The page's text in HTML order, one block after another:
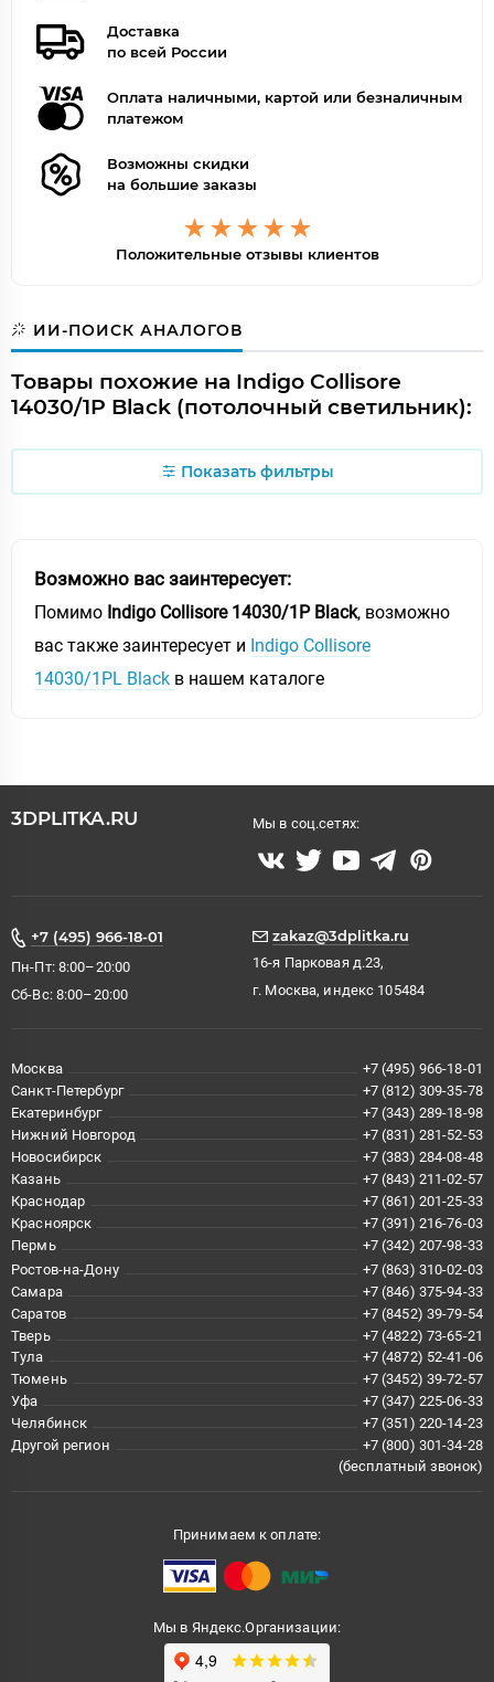
Доставка
по всей России
Оплата наличными, картой или безналичным
платежом
Возможны скидки
на большие заказы
Положительные отзывы клиентов
ИИ-ПОИСК АНАЛОГОВ
Товары похожие на Indigo Collisore
14030/1P Black (потолочный светильник):
Показать фильтры
Возможно вас заинтересует:
Помимо Indigo Collisore 14030/1P Black, возможно
вас также заинтересует и Indigo Collisore
14030/1PL Black в нашем каталоге
3DPLITKA.RU Мы в соц.сетях:
+7 (495) 966-18-01
Пн-Пт: 8:00–20:00
Сб-Вс: 8:00–20:00
zakaz@3dplitka.ru
16-я Парковая д.23,
г. Москва, индекс 105484
Москва
+7 (495) 966-18-01
Санкт-Петербург
+7 (812) 309-35-78
Екатеринбург
+7 (343) 289-18-98
Нижний Новгород
+7 (831) 281-52-53
Новосибирск
+7 (383) 284-08-48
Казань
+7 (843) 211-02-57
Краснодар
+7 (861) 201-25-33
Красноярск
+7 (391) 216-76-03
Пермь
+7 (342) 207-98-33
Ростов-на-Дону
+7 (863) 310-02-03
Самара
+7 (846) 375-94-33
Саратов
+7 (8452) 39-79-54
Тверь
+7 (4822) 73-65-21
Тула
+7 (4872) 52-41-06
Тюмень
+7 (3452) 39-72-57
Уфа
+7 (347) 225-06-33
Челябинск
+7 (351) 220-14-23
Другой регион
+7 (800) 301-34-28
(бесплатный звонок)
Принимаем к оплате:
Мы в Яндекс.Организации: